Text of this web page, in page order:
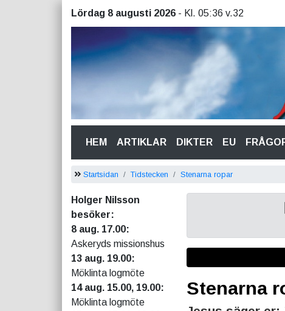
Lördag 8 augusti 2026 - Kl. 05:36 v.32
HEM(CURRENT)
ARTIKLAR DIKTER EU
Startsidan Tidstecken Stenarna ropar
Holger Nilsson
besöker:
8 aug. 17.00:
Askeryds missionshus
13 aug. 19.00:
Möklinta logmöte
14 aug. 15.00, 19.00:
Möklinta logmöte
Stenarna